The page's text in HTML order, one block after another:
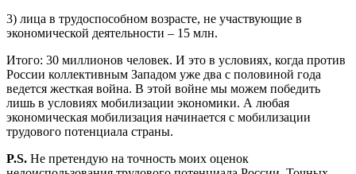
3) лица в трудоспособном возрасте, не участвующие в
экономической деятельности – 15 млн.
Итого: 30 миллионов человек. И это в условиях, когда против
России коллективным Западом уже два с половиной года
ведется жесткая война. В этой войне мы можем победить
лишь в условиях мобилизации экономики. А любая
экономическая мобилизация начинается с мобилизации
трудового потенциала страны.
P.S. Не претендую на точность моих оценок